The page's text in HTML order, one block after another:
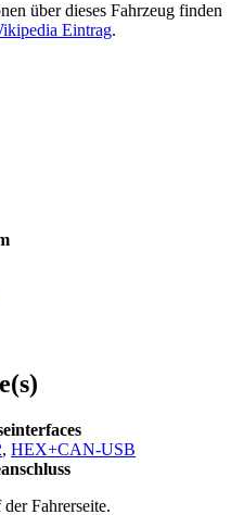
über dieses Fahrzeug finden
Eintrag.
, HEX+CAN-USB
Fahrerseite.